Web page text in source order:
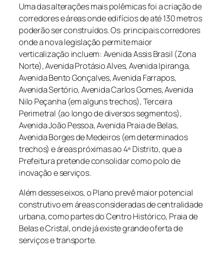
Uma das alterações mais polêmicas foi a criação de
corredores e áreas onde edifícios de até 130 metros
poderão ser construídos. Os principais corredores
onde a nova legislação permite maior
verticalização incluem: Avenida Assis Brasil (Zona
Norte), Avenida Protásio Alves, Avenida Ipiranga,
Avenida Bento Gonçalves, Avenida Farrapos,
Avenida Sertório, Avenida Carlos Gomes, Avenida
Nilo Peçanha (em alguns trechos), Terceira
Perimetral (ao longo de diversos segmentos),
Avenida João Pessoa, Avenida Praia de Belas,
Avenida Borges de Medeiros (em determinados
trechos) e áreas próximas ao 4º Distrito, que a
Prefeitura pretende consolidar como polo de
inovação e serviços.
Além desses eixos, o Plano prevê maior potencial
construtivo em áreas consideradas de centralidade
urbana, como partes do Centro Histórico, Praia de
Belas e Cristal, onde já existe grande oferta de
serviços e transporte.